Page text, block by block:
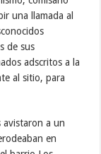
una llamada al
de sus
adscritos a la
al sitio, para
avistaron a un
en